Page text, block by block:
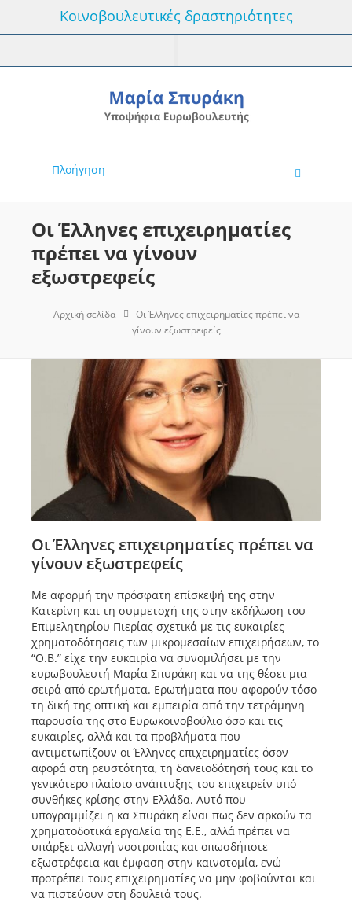
Κοινοβουλευτικές δραστηριότητες
Πλοήγηση
Οι Έλληνες επιχειρηματίες
πρέπει να γίνουν
εξωστρεφείς
Αρχική σελίδα
Οι Έλληνες επιχειρηματίες πρέπει να
γίνουν εξωστρεφείς
Οι Έλληνες επιχειρηματίες πρέπει να
γίνουν εξωστρεφείς
Με αφορμή την πρόσφατη επίσκεψή της στην
Κατερίνη και τη συμμετοχή της στην εκδήλωση του
Επιμελητηρίου Πιερίας σχετικά με τις ευκαιρίες
χρηματοδότησεις των μικρομεσαίων επιχειρήσεων, το
“Ο.Β.” είχε την ευκαιρία να συνομιλήσει με την
ευρωβουλευτή Μαρία Σπυράκη και να της θέσει μια
σειρά από ερωτήματα. Ερωτήματα που αφορούν τόσο
τη δική της οπτική και εμπειρία από την τετράμηνη
παρουσία της στο Ευρωκοινοβούλιο όσο και τις
ευκαιρίες, αλλά και τα προβλήματα που
αντιμετωπίζουν οι Έλληνες επιχειρηματίες όσον
αφορά στη ρευστότητα, τη δανειοδότησή τους και το
γενικότερο πλαίσιο ανάπτυξης του επιχειρείν υπό
συνθήκες κρίσης στην Ελλάδα. Αυτό που
υπογραμμίζει η κα Σπυράκη είναι πως δεν αρκούν τα
χρηματοδοτικά εργαλεία της Ε.Ε., αλλά πρέπει να
υπάρξει αλλαγή νοοτροπίας και οπωσδήποτε
εξωστρέφεια και έμφαση στην καινοτομία, ενώ
προτρέπει τους επιχειρηματίες να μην φοβούνται και
να πιστεύουν στη δουλειά τους.